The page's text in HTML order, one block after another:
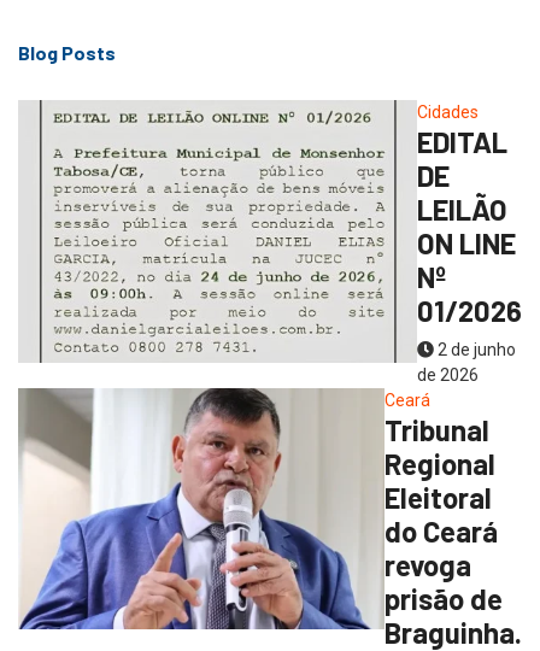
Blog Posts
Cidades
EDITAL
DE
LEILÃO
ON LINE
Nº
01/2026
2 de junho
de 2026
Ceará
Tribunal
Regional
Eleitoral
do Ceará
revoga
prisão de
Braguinha.